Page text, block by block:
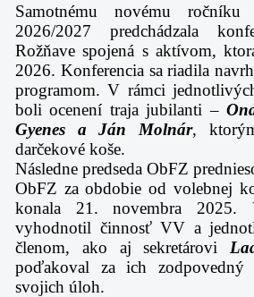
Samotnému novému ročníku
2026/2027 predchádzala
Rožňave spojená s aktívom,
2026. Konferencia sa riadila
programom. V rámci
boli ocenení traja jubilanti –
Gyenes a Ján Molnár,
darčekové koše.
Následne predseda ObFZ
ObFZ za obdobie od volebnej
konala 21. novembra 2025.
vyhodnotil činnosť VV a
členom, ako aj sekretárovi
poďakoval za ich
svojich úloh.